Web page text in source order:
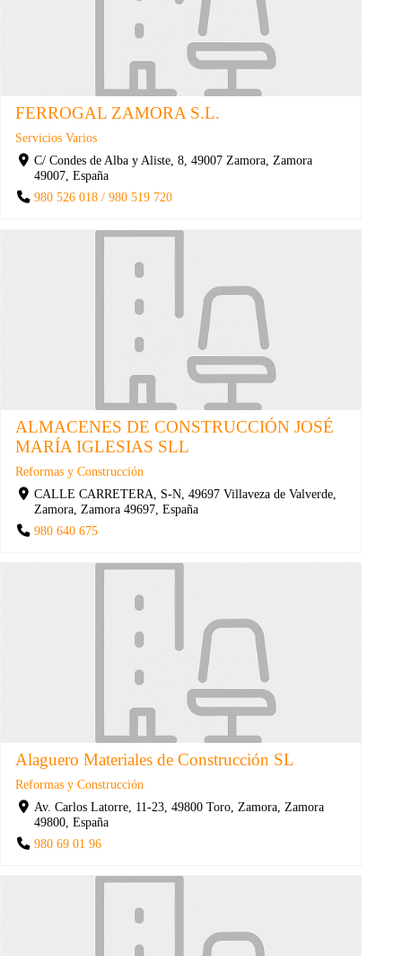
FERROGAL ZAMORA S.L.
Servicios Varios
C/ Condes de Alba y Aliste, 8, 49007 Zamora, Zamora
49007, España
980 526 018 / 980 519 720
ALMACENES DE CONSTRUCCIÓN JOSÉ
MARÍA IGLESIAS SLL
Reformas y Construcción
CALLE CARRETERA, S-N, 49697 Villaveza de Valverde,
Zamora, Zamora 49697, España
980 640 675
Alaguero Materiales de Construcción SL
Reformas y Construcción
Av. Carlos Latorre, 11-23, 49800 Toro, Zamora, Zamora
49800, España
980 69 01 96